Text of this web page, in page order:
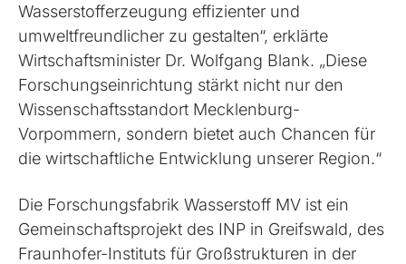
Wasserstofferzeugung effizienter und
umweltfreundlicher zu gestalten“, erklärte
Wirtschaftsminister Dr. Wolfgang Blank. „Diese
Forschungseinrichtung stärkt nicht nur den
Wissenschaftsstandort Mecklenburg-
Vorpommern, sondern bietet auch Chancen für
die wirtschaftliche Entwicklung unserer Region.“
Die Forschungsfabrik Wasserstoff MV ist ein
Gemeinschaftsprojekt des INP in Greifswald, des
Fraunhofer-Instituts für Großstrukturen in der